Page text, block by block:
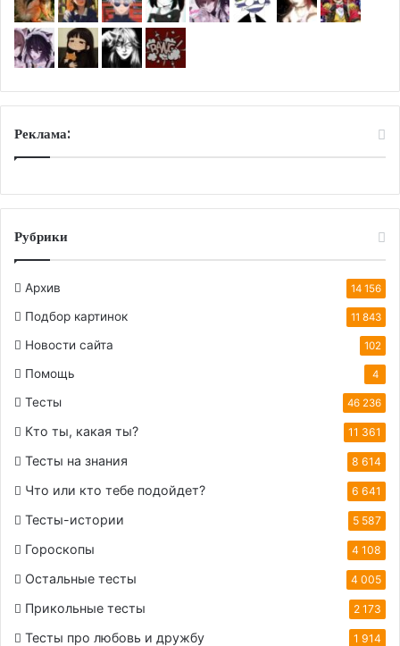
Реклама:
Рубрики
Архив 14 156
Подбор картинок 11 843
Новости сайта 102
Помощь 4
Тесты 46 236
Кто ты, какая ты? 11 361
Тесты на знания 8 614
Что или кто тебе подойдет? 6 641
Тесты-истории 5 587
Гороскопы 4 108
Остальные тесты 4 005
Прикольные тесты 2 173
Тесты про любовь и дружбу 1 914